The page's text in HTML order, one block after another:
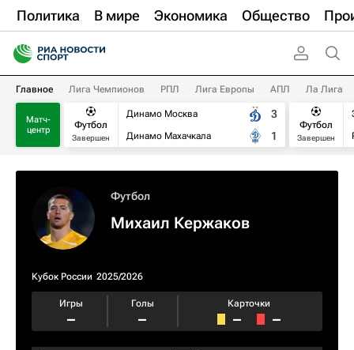
Политика В мире Экономика Общество
Главное Лига Чемпионов РПЛ Лига Европы АПЛ Ла Лига
Матч-
центр
Футбол
Завершен
Динамо Москва
Динамо Махачкала
3
1
Футбол
Завершен
Футбол
Михаил Кержаков
Кубок России 2025/2026
Игры
–
Голы
–
Карточки
– –